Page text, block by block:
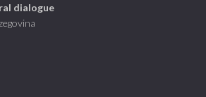
dialogue